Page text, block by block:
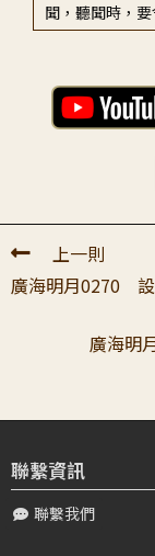
聞，聽聞時，
親愛的老師:
才能綻放得越
及，腳踏實地
上一則
廣海明月0270 設
廣海明
聯繫資訊
聯繫我們